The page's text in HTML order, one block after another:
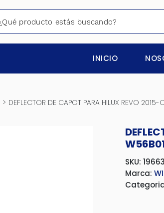
INICIO
> DEFLECTOR DE CAPOT PARA HILUX REVO
SKU: 19663
Marca: